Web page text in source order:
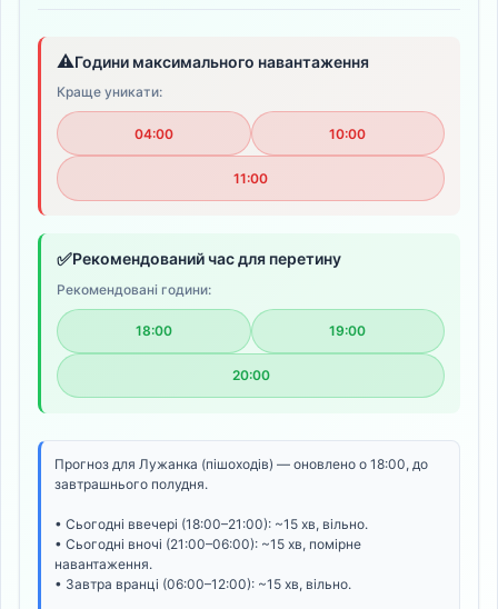
⚠️Години максимального навантаження
Краще уникати:
04:00 10:00
11:00
✅Рекомендований час для перетину
Рекомендовані години:
18:00 19:00
20:00
Прогноз для Лужанка (пішоходів) — оновлено о 18:00, до
завтрашнього полудня.
• Сьогодні ввечері (18:00–21:00): ~15 хв, вільно.
• Сьогодні вночі (21:00–06:00): ~15 хв, помірне
навантаження.
• Завтра вранці (06:00–12:00): ~15 хв, вільно.